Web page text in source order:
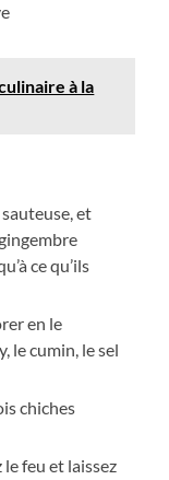
à la
et
ce qu’ils
en le
le cumin, le sel
chiches
feu et laissez